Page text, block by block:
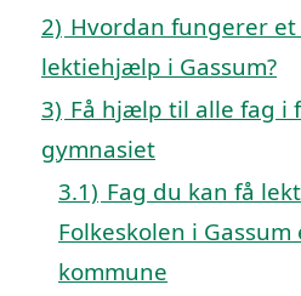
2) Hvordan fungerer
lektiehjælp i Gassum?
3) Få hjælp til alle fag i
gymnasiet
3.1) Fag du kan få
Folkeskolen i
kommune